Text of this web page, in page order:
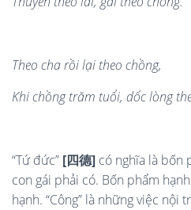
Theo cha rồi lại theo chồng,
Khi chồng trăm tuổi, dốc lòng
“Tứ đức” [四德] có nghĩa là bốn
con gái phải có. Bốn phẩm
hạnh. “Công” là những việc nội